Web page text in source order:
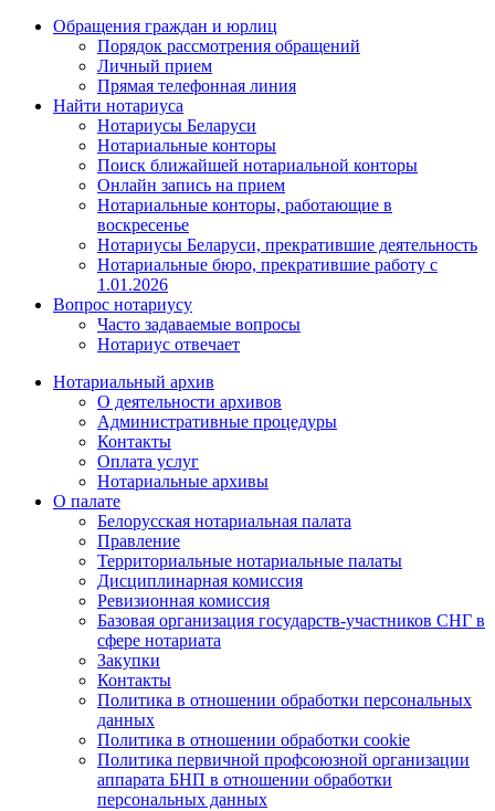
Обращения граждан и юрлиц
Порядок рассмотрения обращений
Личный прием
Прямая телефонная линия
Найти нотариуса
Нотариусы Беларуси
Нотариальные конторы
Поиск ближайшей нотариальной конторы
Онлайн запись на прием
Нотариальные конторы, работающие в
воскресенье
Нотариусы Беларуси, прекратившие деятельность
Нотариальные бюро, прекратившие работу с
1.01.2026
Вопрос нотариусу
Часто задаваемые вопросы
Нотариус отвечает
Нотариальный архив
О деятельности архивов
Административные процедуры
Контакты
Оплата услуг
Нотариальные архивы
О палате
Белорусская нотариальная палата
Правление
Территориальные нотариальные палаты
Дисциплинарная комиссия
Ревизионная комиссия
Базовая организация государств-участников СНГ в
сфере нотариата
Закупки
Контакты
Политика в отношении обработки персональных
данных
Политика в отношении обработки cookie
Политика первичной профсоюзной организации
аппарата БНП в отношении обработки
персональных данных